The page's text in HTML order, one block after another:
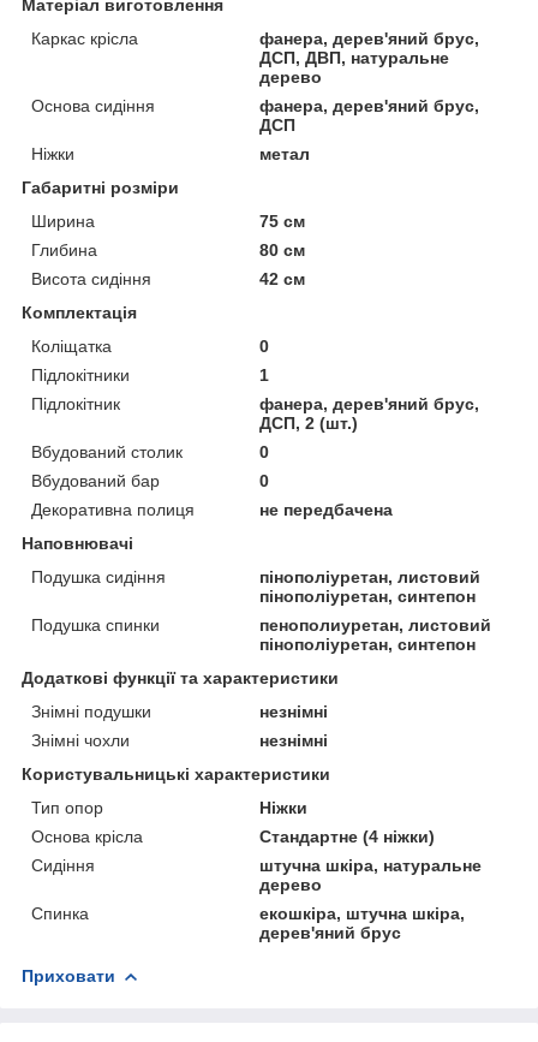
Матеріал виготовлення
Каркас крісла
фанера, дерев'яний брус,
ДСП, ДВП, натуральне
дерево
Основа сидіння
фанера, дерев'яний брус,
ДСП
Ніжки
метал
Габаритні розміри
Ширина
75 см
Глибина
80 см
Висота сидіння
42 см
Комплектація
Коліщатка
0
Підлокітники
1
Підлокітник
фанера, дерев'яний брус,
ДСП, 2 (шт.)
Вбудований столик
0
Вбудований бар
0
Декоративна полиця
не передбачена
Наповнювачі
Подушка сидіння
пінополіуретан, листовий
пінополіуретан, синтепон
Подушка спинки
пенополиуретан, листовий
пінополіуретан, синтепон
Додаткові функції та характеристики
Знімні подушки
незнімні
Знімні чохли
незнімні
Користувальницькі характеристики
Тип опор
Ніжки
Основа крісла
Стандартне (4 ніжки)
Сидіння
штучна шкіра, натуральне
дерево
Спинка
екошкіра, штучна шкіра,
дерев'яний брус
Приховати